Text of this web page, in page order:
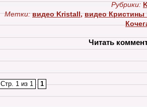
Рубрики:
Метки: видео Kristall,видео Кристины
Читать
Стр. 1 из 1 1